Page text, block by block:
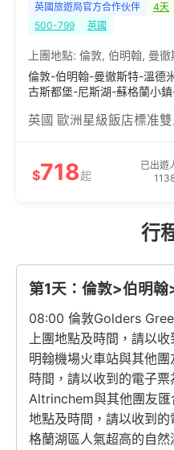
英國旅遊局官方合作伙伴 4天
500-799
英國
上團地點: 倫敦, 伯明翰, 曼徹
倫敦-伯明翰-曼徹斯特-溫德
古斯都堡-尼斯湖-蘇格蘭小
英國 歐洲星級飯店標准雙
$718起
已出遊
行
第1天：倫敦>伯明
08:00 倫敦Golders
上團地點及時間，請以
明翰機場火車站與其他
時間，請以收到的電子
Altrinchem與其他團友匯
地點及時間，請以收到
格蘭湖區人氣超高的自